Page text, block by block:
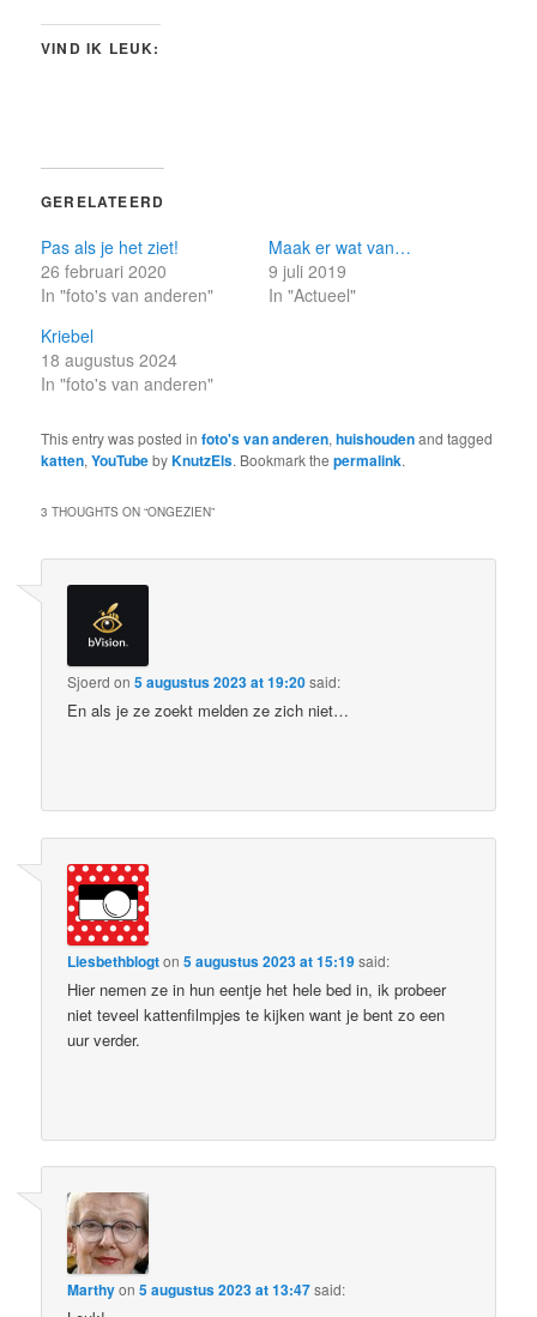
VIND IK LEUK:
GERELATEERD
Pas als je het ziet!
26 februari 2020
In "foto's van anderen"
Maak er wat van…
9 juli 2019
In "Actueel"
Kriebel
18 augustus 2024
In "foto's van anderen"
This entry was posted infoto's van anderen,huishoudenand tagged
katten,YouTubebyKnutzEls. Bookmark thepermalink.
3 THOUGHTS ON “ONGEZIEN”
Sjoerd on5 augustus 2023 at 19:20said:
En als je ze zoekt melden ze zich niet…
Liesbethblogton5 augustus 2023 at 15:19said:
Hier nemen ze in hun eentje het hele bed in, ik probeer
niet teveel kattenfilmpjes te kijken want je bent zo een
uur verder.
Marthyon5 augustus 2023 at 13:47said: